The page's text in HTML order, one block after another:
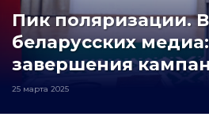
Пик поляризации.
беларусских
завершения
25 марта 2025